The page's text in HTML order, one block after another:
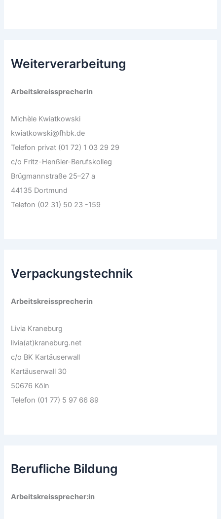
Weiterverarbeitung
Arbeitskreissprecherin
Michèle Kwiatkowski
kwiatkowski@fhbk.de
Telefon privat (01 72) 1 03 29 29
c/o Fritz-Henßler-Berufskolleg
Brügmannstraße 25–27 a
44135 Dortmund
Telefon (02 31) 50 23 -159
Verpackungstechnik
Arbeitskreissprecherin
Livia Kraneburg
livia(at)kraneburg.net
c/o BK Kartäuserwall
Kartäuserwall 30
50676 Köln
Telefon (01 77) 5 97 66 89
Berufliche Bildung
Arbeitskreissprecher:in